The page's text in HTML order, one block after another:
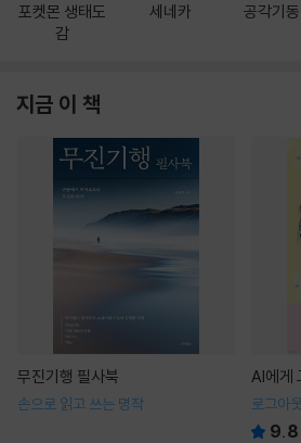
포켓몬 생태도
감
세네카 공각기
지금 이 책
무진기행 필사북
손으로 읽고 쓰는 명작
AI에게
로그아
9.8